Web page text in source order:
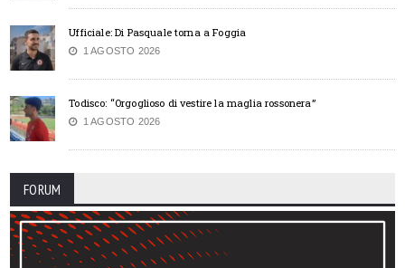
Ufficiale: Di Pasquale torna a Foggia
1 AGOSTO 2026
Todisco: “Orgoglioso di vestire la maglia rossonera”
1 AGOSTO 2026
FORUM